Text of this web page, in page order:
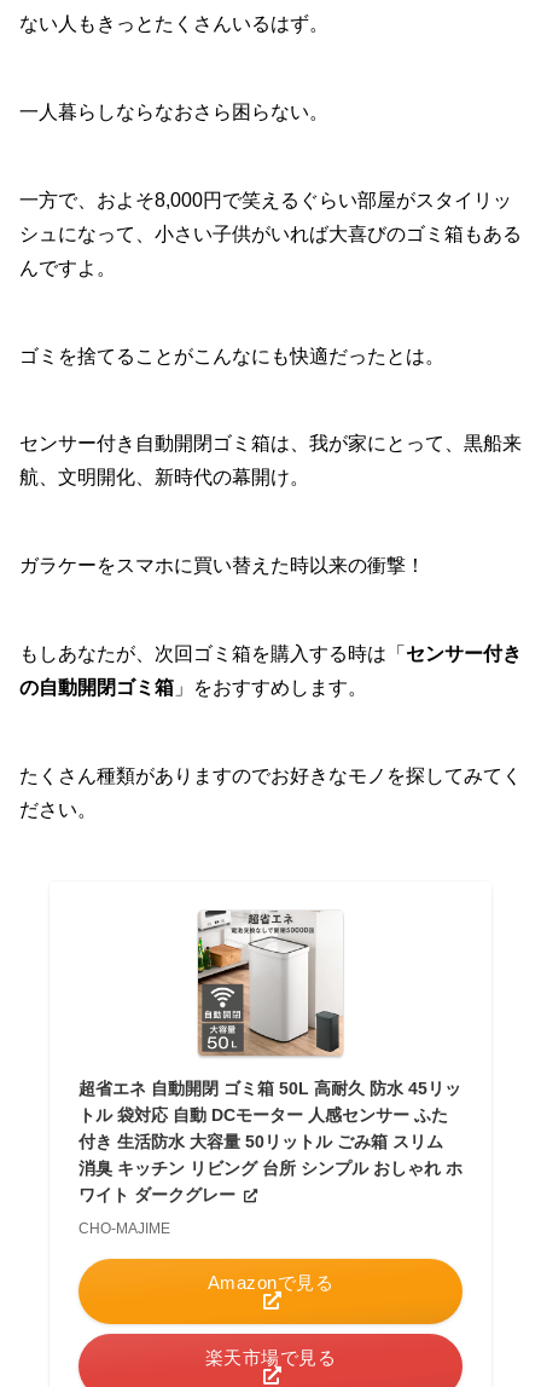
ない人もきっとたくさんいるはず。
一人暮らしならなおさら困らない。
一方で、およそ8,000円で笑えるぐらい部屋がスタイリッ
シュになって、小さい子供がいれば大喜びのゴミ箱もある
んですよ。
ゴミを捨てることがこんなにも快適だったとは。
センサー付き自動開閉ゴミ箱は、我が家にとって、黒船来
航、文明開化、新時代の幕開け。
ガラケーをスマホに買い替えた時以来の衝撃！
もしあなたが、次回ゴミ箱を購入する時は「 センサー付き
の自動開閉ゴミ箱 」をおすすめします。
たくさん種類がありますのでお好きなモノを探してみてく
ださい。
超省エネ 自動開閉 ゴミ箱 50L 高耐久 防水 45リッ
トル 袋対応 自動 DCモーター 人感センサー ふた
付き 生活防水 大容量 50リットル ごみ箱 スリム
消臭 キッチン リビング 台所 シンプル おしゃれ ホ
ワイト ダークグレー
CHO-MAJIME
Amazonで見る
楽天市場で見る